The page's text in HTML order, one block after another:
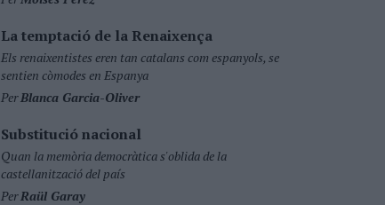
La temptació de la Renaixença
Els renaixentistes eren tan catalans com espanyols, se
sentien còmodes en Espanya
PerBlanca Garcia-Oliver
Substitució nacional
Quan la memòria democràtica s'oblida de la
castellanització del país
PerRaül Garay